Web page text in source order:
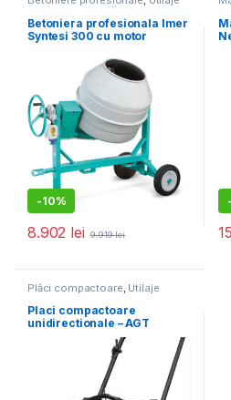
pentru construcții
Betoniera profesionala Imer
Syntesi 300 cu motor
-10%
8.902 lei 9.919lei
-
Plăci compactoare Utilaje
pentru construcții
Placi compactoare
unidirectionale – AGT
PCL100 GX160 cu pad pt.
pavele, rezervor de apa si
roti ptr transport